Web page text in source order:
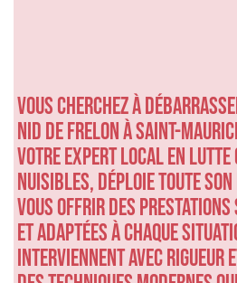
Vous cherchez à
nid de frelon à Saint-Maurice
votre expert local en lutte
nuisibles, déploie toute
vous offrir des prestations
et adaptées à chaque
interviennent avec rigueur